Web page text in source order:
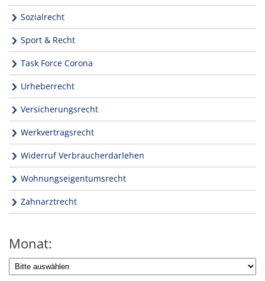
Sozialrecht
Sport & Recht
Task Force Corona
Urheberrecht
Versicherungsrecht
Werkvertragsrecht
Widerruf Verbraucherdarlehen
Wohnungseigentumsrecht
Zahnarztrecht
Monat: